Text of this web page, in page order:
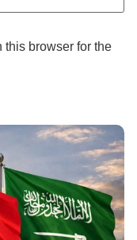
this browser for the